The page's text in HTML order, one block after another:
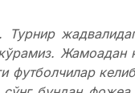
футболчилар